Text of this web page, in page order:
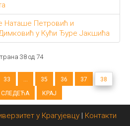
Наташе Петровић и
у Кући Ђуре Јакшића
38 од 74
33 ... 35 36 37
38
СЛЕДЕЋА КРАЈ
у Крагујевцу| Контакти